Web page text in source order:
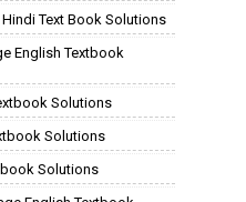
Text Book Solutions
English Textbook
Solutions
Solutions
Solutions